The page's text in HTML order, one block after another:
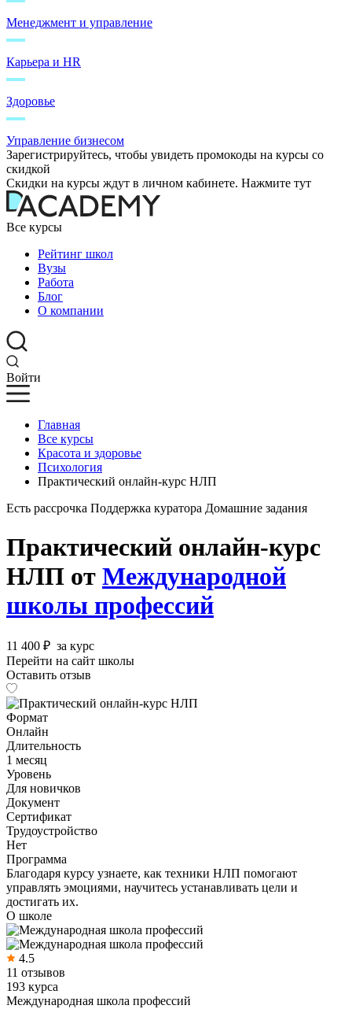
Менеджмент и управление
Карьера и HR
Здоровье
Управление бизнесом
Зарегистрируйтесь, чтобы увидеть промокоды на курсы со
скидкой
Скидки на курсы ждут в личном кабинете. Нажмите тут
Все курсы
Рейтинг школ
Вузы
Работа
Блог
О компании
Войти
Главная
Все курсы
Красота и здоровье
Психология
Практический онлайн-курс НЛП
Есть рассрочка Поддержка куратора Домашние задания
Практический онлайн-курс
НЛП от Международной
школы профессий
11 400 ₽ за курс
Перейти на сайт школы
Оставить отзыв
Формат
Онлайн
Длительность
1 месяц
Уровень
Для новичков
Документ
Сертификат
Трудоустройство
Нет
Программа
Благодаря курсу узнаете, как техники НЛП помогают
управлять эмоциями, научитесь устанавливать цели и
достигать их.
О школе
4.5
11 отзывов
193 курса
Международная школа профессий